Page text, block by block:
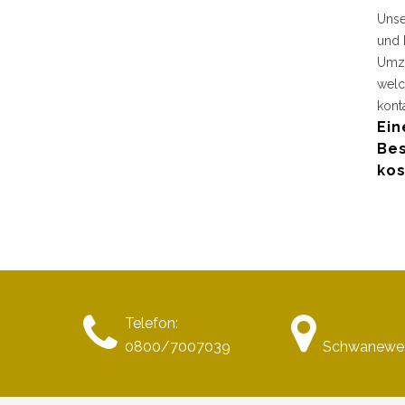
und
Telefon:
0800/7007039